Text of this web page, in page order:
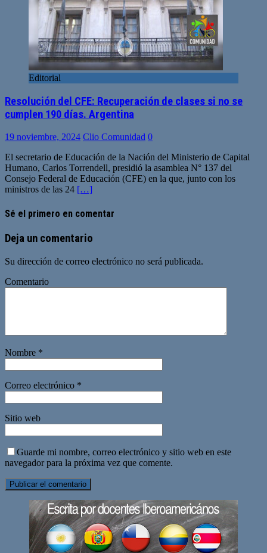
Editorial
Resolución del CFE: Recuperación de clases si no se
cumplen 190 días. Argentina
19 noviembre, 2024 Clio Comunidad 0
El secretario de Educación de la Nación del Ministerio de Capital
Humano, Carlos Torrendell, presidió la asamblea N° 137 del
Consejo Federal de Educación (CFE) en la que, junto con los
ministros de las 24 […]
Sé el primero en comentar
Deja un comentario
Su dirección de correo electrónico no será publicada.
Comentario
Nombre *
Correo electrónico *
Sitio web
Guarde mi nombre, correo electrónico y sitio web en este
navegador para la próxima vez que comente.